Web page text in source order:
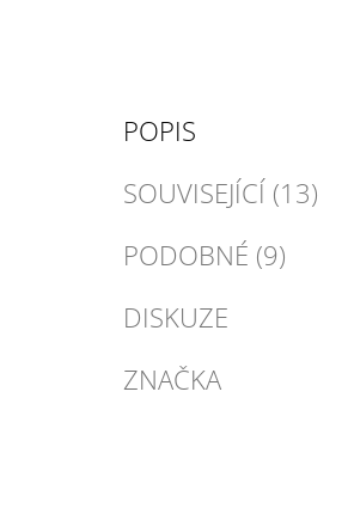
POPIS
SOUVISEJÍCÍ (13)
PODOBNÉ (9)
DISKUZE
ZNAČKA